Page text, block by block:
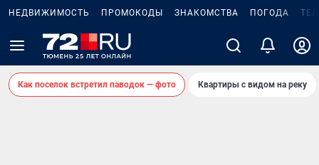
НЕДВИЖИМОСТЬ ПРОМОКОДЫ ЗНАКОМСТВА ПОГОДА
Как поселок встретил паводок — фото Квартиры с видом на реку